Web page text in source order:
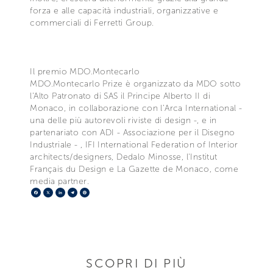
forza e alle capacità industriali, organizzative e
commerciali di Ferretti Group.
Il premio MDO.Montecarlo
MDO.Montecarlo Prize è organizzato da MDO sotto
l'Alto Patronato di SAS il Principe Alberto II di
Monaco, in collaborazione con l’Arca International -
una delle più autorevoli riviste di design -, e in
partenariato con ADI - Associazione per il Disegno
Industriale - , IFI International Federation of Interior
architects/designers, Dedalo Minosse, l'Institut
Français du Design e La Gazette de Monaco, come
media partner.
Facebook
X LinkedIn
Telegram
SCOPRI DI PIÙ